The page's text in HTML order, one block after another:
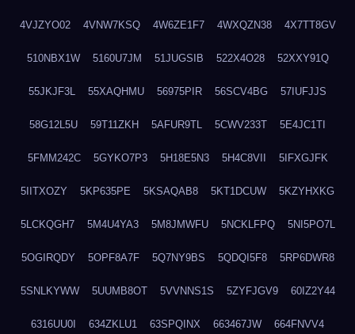
4VJZYO02 4VNW7KSQ 4W6ZE1F7 4WXQZN38 4X7TT8GV
510NBX1W 5160U7JM 51JUGSIB 522X4O28 52XXY91Q
55JKJF3L 55XAQHMU 56975PIR 56SCV4BG 57IUFJJS
58G12L5U 59T11ZKH 5AFUR9TL 5CWV233T 5E4JC1TI
5FMM242C 5GYKO7P3 5H18E5N3 5H4C8VII 5IFXGJFK
5IITXOZY 5KP635PE 5KSAQAB8 5KT1DCUW 5KZYHXKG
5LCKQGH7 5M4U4YA3 5M8JMWFU 5NCKLFPQ 5NI5PO7L
5OGIRQDY 5OPF8A7F 5Q7NY9BS 5QDQI5F8 5RP6DWR8
5SNLKYWW 5UUMB8OT 5VVNNS1S 5ZYFJGV9 60IZ2Y44
6316UU0I 634ZKLU1 63SPQINX 663467JW 664FNVV4